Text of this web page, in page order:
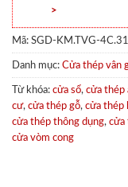
>
Mã: SGD-KM.TVG-4C.31
Danh mục: Cửa thép vân
Từ khóa: cửa sổ, cửa thép
cư, cửa thép gỗ, cửa thép
cửa thép thông dụng, cửa
cửa vòm cong